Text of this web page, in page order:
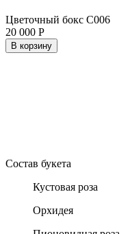
Цветочный бокс С006
20 000 Р
В корзину
Состав букета
Кустовая роза
Орхидея